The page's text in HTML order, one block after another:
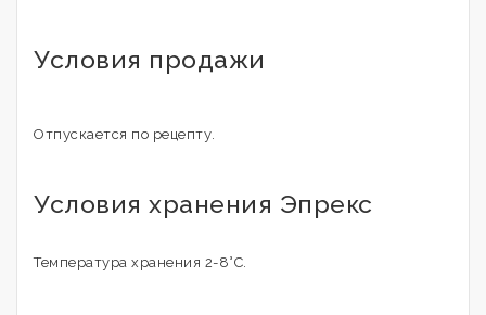
Условия продажи
Отпускается по рецепту.
Условия хранения Эпрекс
Температура хранения 2-8°С.